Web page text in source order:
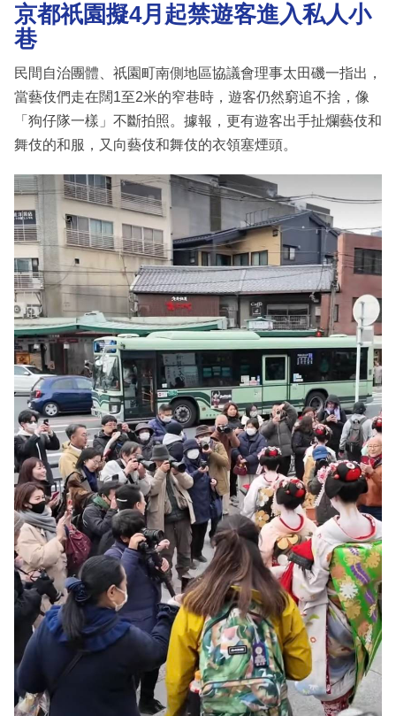
京都祇園擬4月起禁遊客進入私人小
巷
民間自治團體、祇園町南側地區協議會理事太田磯一指出，
當藝伎們走在闊1至2米的窄巷時，遊客仍然窮追不捨，像
「狗仔隊一樣」不斷拍照。據報，更有遊客出手扯爛藝伎和
舞伎的和服，又向藝伎和舞伎的衣領塞煙頭。